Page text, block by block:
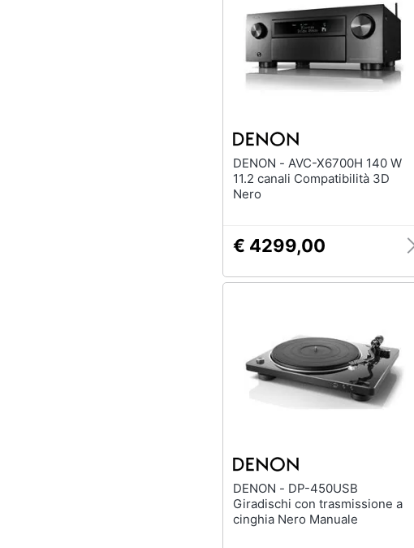
DENON - AVC-X6700H 140 W
11.2 canali Compatibilità 3D
Nero
€ 4299,00
DENON - DP-450USB
Giradischi con trasmissione a
cinghia Nero Manuale